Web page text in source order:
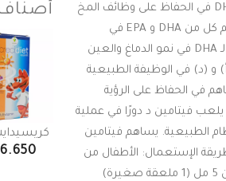
بفيتامين D الطبيعي وفيتامينA. يساهم DHA في الحفاظ على وظائف المخ
الطبيعية والعودة إلى طبيعتها رؤية. يساهم كل من DHA و EPA في
الوظيفة الطبيعية للقلب. يساهم تناول الأم لـ DHA في نمو الدماغ والعين
و (د) في الوظيفة الطبيعية
في الحفاظ على الرؤية
فيتامين د دورًا في عملية
الطبيعية. يساهم فيتامين
الإستعمال: الأطفال من
سن 4 سنوات والمراهقون والبالغون يأخذون 5 مل (1 ملعقة صغيرة)
أضف
6.650 د.ك